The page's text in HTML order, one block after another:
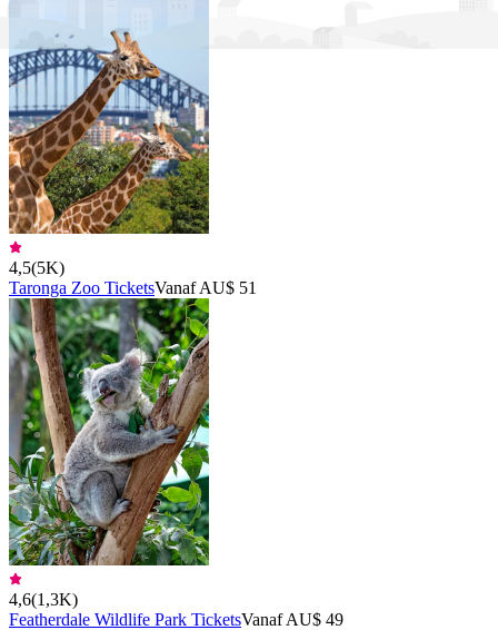
4,5(5K)
Taronga Zoo TicketsVanaf AU$ 51
4,6(1,3K)
Featherdale Wildlife Park TicketsVanaf AU$ 49